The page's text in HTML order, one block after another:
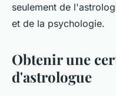
seulement de
et de la psychologie.
Obtenir une
d'astrologue